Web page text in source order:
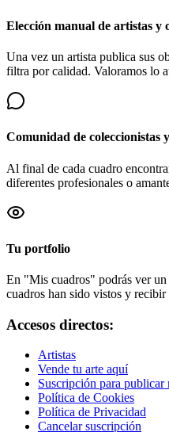
Elección manual de artistas y
Una vez un artista publica sus
filtra por calidad. Valoramos lo
Comunidad de coleccionistas
Al final de cada cuadro
diferentes profesionales o
Tu portfolio
En "Mis cuadros" podrás ver un
cuadros han sido vistos y recibir
Accesos directos:
Artistas
Vende tu arte aquí
Suscripción para publicar
Política de Cookies
Política de Privacidad
Cancelar suscripción